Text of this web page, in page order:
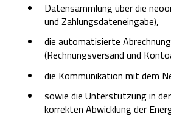
Datensammlung über die
und Zahlungsdateneingabe),
die automatisierte
(Rechnungsversand und
die Kommunikation mit dem
sowie die Unterstützung in
korrekten Abwicklung der